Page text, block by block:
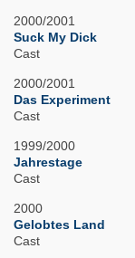
2000/2001
Suck My Dick
Cast
2000/2001
Das Experiment
Cast
1999/2000
Jahrestage
Cast
2000
Gelobtes Land
Cast